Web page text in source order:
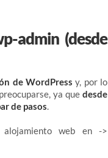
admin (desde
de WordPress y, por lo
ya quedesde
de pasos.
web en ->